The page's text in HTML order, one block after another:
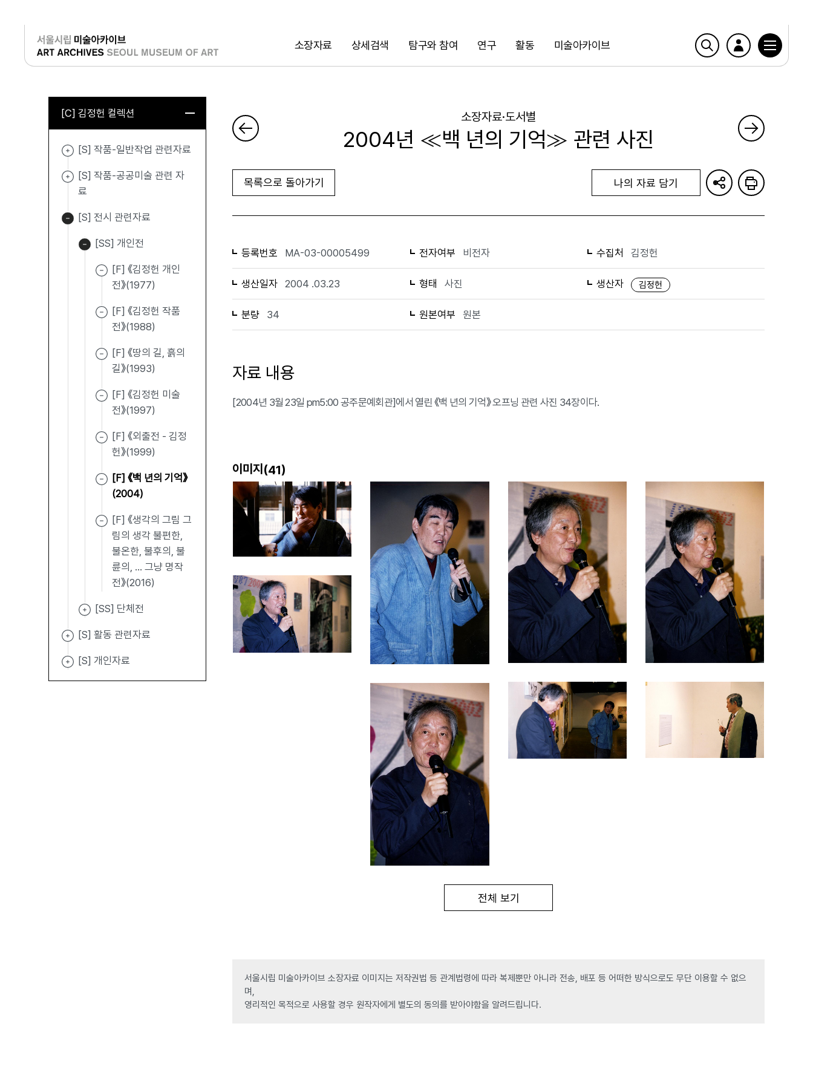
소장자료 상세검색 탐구와 참여 연구 활동 미술아카이브
검색
로그인
[C] 김정헌 컬렉션
[S] 작품-일반작업 관련자료
[S] 작품-공공미술 관련 자
료
[S] 전시 관련자료
[SS] 개인전
[F] 《김정헌 개인
전》(1977)
[F] 《김정헌 작품
전》(1988)
[F] 《땅의 길, 흙의
길》(1993)
[F] 《김정헌 미술
전》(1997)
[F] 《외출전 - 김정
헌》(1999)
[F] 《백 년의 기억》
(2004)
[F] 《생각의 그림 그
림의 생각 불편한,
불온한, 불후의, 불
륜의, ... 그냥 명작
전》(2016)
[SS] 단체전
[S] 활동 관련자료
[S] 개인자료
소장자료·도서별
2004년 ≪백 년의 기억≫ 관련 사진
목록으로 돌아가기 나의 자료 담기
등록번호 MA-03-00005499 전자여부 비전자 수집처 김정헌
생산일자 2004 .03.23 형태 사진 생산자 김정헌
분량 34 원본여부 원본
자료 내용
[2004년 3월 23일 pm5:00 공주문예회관]에서 열린 《백 년의 기억》 오프닝 관련 사진 34장이다.
이미지(41)
전체 보기
서울시립 미술아카이브 소장자료 이미지는 저작권법 등 관계법령에 따라 복제뿐만 아니라 전송, 배포 등 어떠한 방식으로도 무단 이용할 수 없으
며,
영리적인 목적으로 사용할 경우 원작자에게 별도의 동의를 받아야함을 알려드립니다.